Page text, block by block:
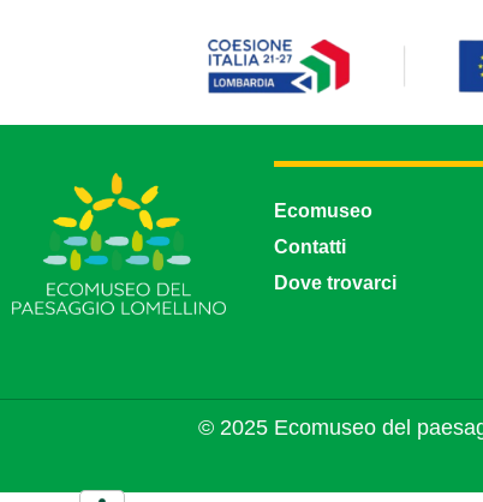
Ecomuseo
Contatti
Dove trovarci
© 2025 Ecomuseo del